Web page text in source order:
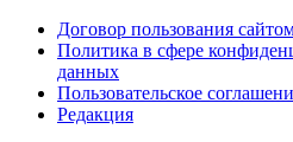
Договор пользования
Политика в сфере
данных
Пользовательское
Редакция